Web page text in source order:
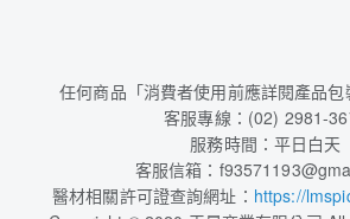
任何商品「消費者使用前應詳閱產品包
客服專線：(02) 2981-
服務時間：平日白天
客服信箱：
醫材相關許可證查詢網址： https://